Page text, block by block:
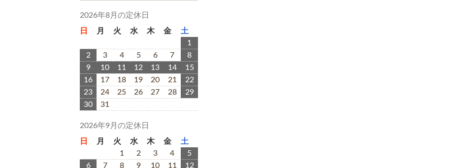
2026年8月の定休日
日
月 火 水 木 金
土
1
2
3 4 5 6 7
8
9
10 11 12 13 14
15
16
17 18 19 20 21
22
23
24 25 26 27 28
29
30
31
2026年9月の定休日
日
月 火 水 木 金
土
1
2 3 4
5
6
7 8 9 10 11 12